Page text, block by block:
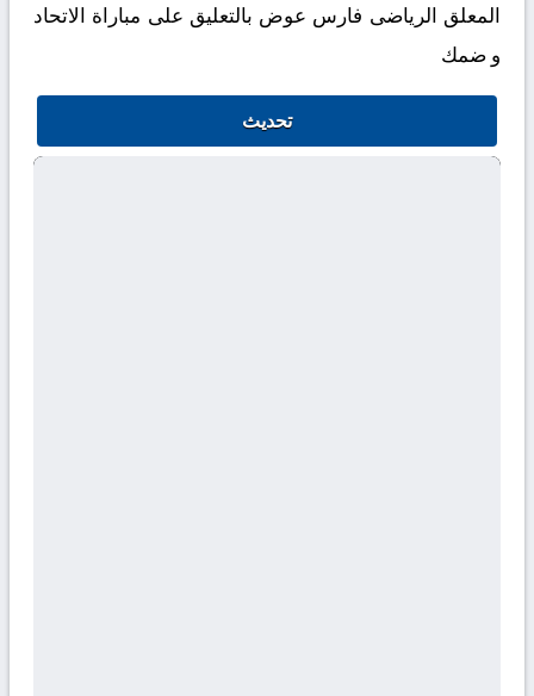
المعلق الرياضى فارس عوض بالتعليق على مباراة الاتحاد
و ضمك
تحديث